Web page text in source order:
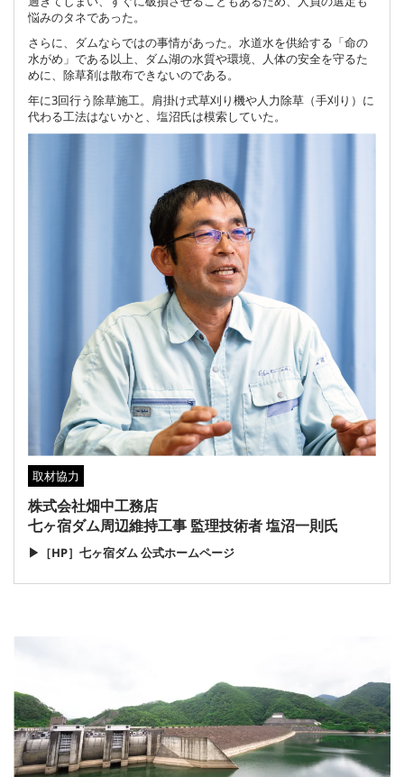
悩みのタネであった。
さらに、ダムならではの事情があった。水道水を供給する「命の
水がめ」である以上、ダム湖の水質や環境、人体の安全を守るた
めに、除草剤は散布できないのである。
年に3回行う除草施工。肩掛け式草刈り機や人力除草（手刈り）に
代わる工法はないかと、塩沼氏は模索していた。
取材協力
株式会社畑中工務店
七ヶ宿ダム周辺維持工事 監理技術者 塩沼一則氏
▶［HP］七ヶ宿ダム 公式ホームページ